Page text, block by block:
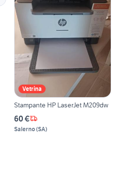
Vetrina
Stampante HP LaserJet M209dw
60 €
Salerno(SA)